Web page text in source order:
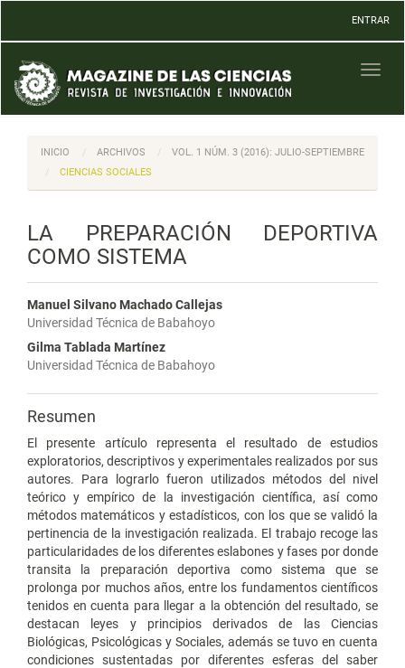
Contenido
principal
Barra
lateral
ENTRAR
INICIO ARCHIVOS
VOL. 1 NÚM. 3 (2016): JULIO-SEPTIEMBRE
CIENCIAS SOCIALES
LA PREPARACIÓN DEPORTIVA
COMO SISTEMA
Manuel Silvano Machado Callejas
Universidad Técnica de Babahoyo
Gilma Tablada Martínez
Universidad Técnica de Babahoyo
Resumen
El presente artículo representa el resultado de estudios
exploratorios, descriptivos y experimentales realizados por sus
autores. Para lograrlo fueron utilizados métodos del nivel
teórico y empírico de la investigación científica, así como
métodos matemáticos y estadísticos, con los que se validó la
pertinencia de la investigación realizada. El trabajo recoge las
particularidades de los diferentes eslabones y fases por donde
transita la preparación deportiva como sistema que se
prolonga por muchos años, entre los fundamentos científicos
tenidos en cuenta para llegar a la obtención del resultado, se
destacan leyes y principios derivados de las Ciencias
Biológicas, Psicológicas y Sociales, además se tuvo en cuenta
condiciones sustentadas por diferentes esferas del saber